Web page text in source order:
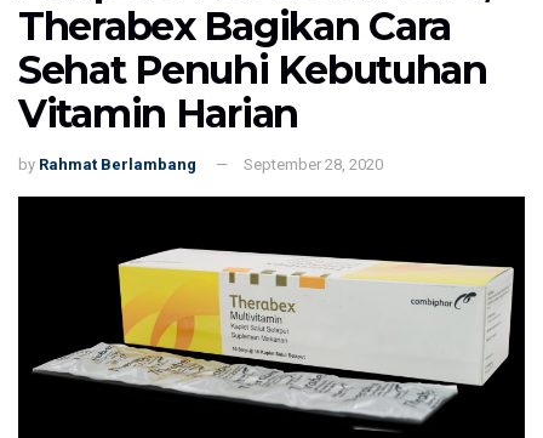
Therabex Bagikan Cara
Sehat Penuhi Kebutuhan
Vitamin Harian
by Rahmat Berlambang September 28, 2020